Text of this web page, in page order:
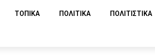
ΤΟΠΙΚΑ ΠΟΛΙΤΙΚΑ ΠΟΛΙΤΙΣΤΙΚΑ